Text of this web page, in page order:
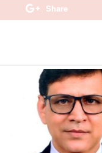
Share